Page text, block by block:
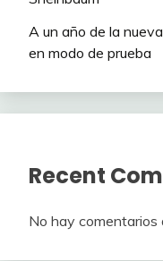
A un año de la
en modo de prueba
Recent
No hay comentarios